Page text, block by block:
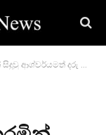
ආශ්චර්යමත් දරු උපත